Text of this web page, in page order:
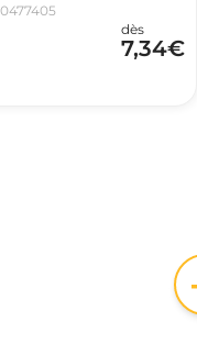
dès
7,34€